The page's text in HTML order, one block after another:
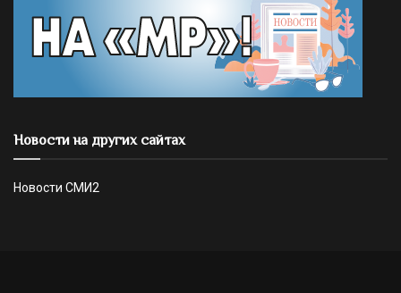
Новости на других сайтах
Новости СМИ2